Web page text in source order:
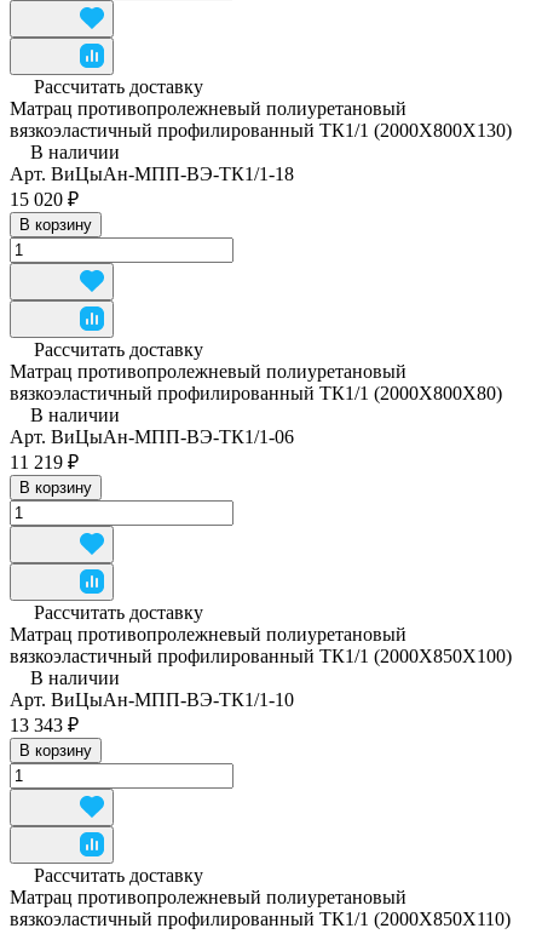
Рассчитать доставку
Матрац противопролежневый полиуретановый
вязкоэластичный профилированный ТК1/1 (2000Х800Х130)
В наличии
Арт. ВиЦыАн-МПП-ВЭ-ТК1/1-18
15 020 ₽
В корзину
Рассчитать доставку
Матрац противопролежневый полиуретановый
вязкоэластичный профилированный ТК1/1 (2000Х800Х80)
В наличии
Арт. ВиЦыАн-МПП-ВЭ-ТК1/1-06
11 219 ₽
В корзину
Рассчитать доставку
Матрац противопролежневый полиуретановый
вязкоэластичный профилированный ТК1/1 (2000Х850Х100)
В наличии
Арт. ВиЦыАн-МПП-ВЭ-ТК1/1-10
13 343 ₽
В корзину
Рассчитать доставку
Матрац противопролежневый полиуретановый
вязкоэластичный профилированный ТК1/1 (2000Х850Х110)